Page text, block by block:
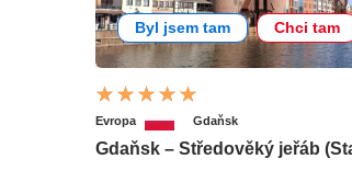
Byl jsem tam Chci tam
Evropa Gdaňsk
Gdaňsk – Středověký jeřáb